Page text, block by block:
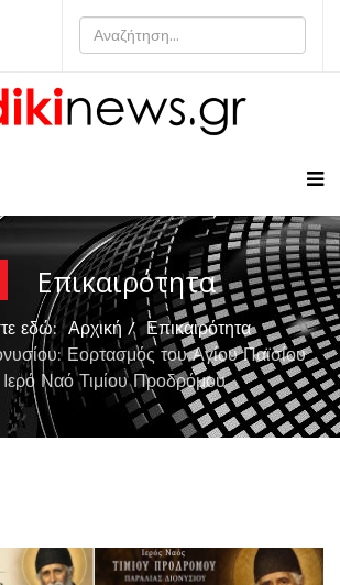
Επικαιρότητα
εδώ:Αρχική
Επικαιρότητα
Εορτασμός του Αγίου Παϊσίου
Ναό Τιμίου Προδρόμου